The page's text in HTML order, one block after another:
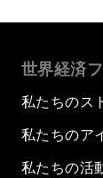
世界経済
私たちのス
私たちのア
私たちの活